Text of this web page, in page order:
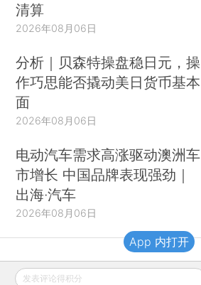
清算
2026年08月06日
分析｜贝森特操盘稳日元，操
作巧思能否撬动美日货币基本
面
2026年08月06日
电动汽车需求高涨驱动澳洲车
市增长 中国品牌表现强劲｜
出海·汽车
2026年08月06日
财新移动
发表评论得积分
App 内打开